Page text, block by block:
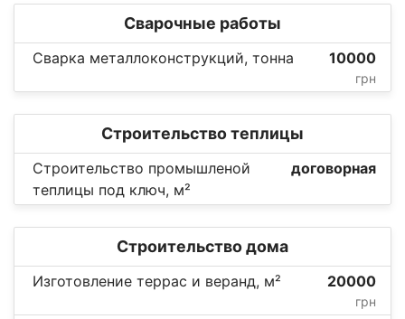
Сварочные работы
Сварка металлоконструкций, тонна 10000
грн
Строительство теплицы
Строительство промышленой
теплицы под ключ, м²
договорная
Строительство дома
Изготовление террас и веранд, м² 20000
грн